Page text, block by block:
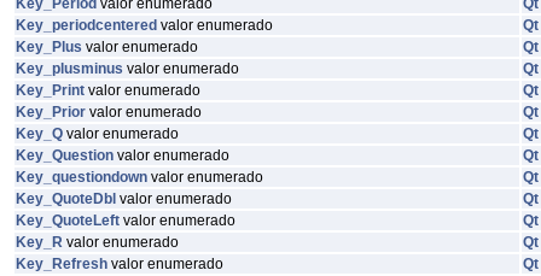
Key_Period valor enumerado
Qt
Key_periodcentered valor enumerado
Qt
Key_Plus valor enumerado
Qt
Key_plusminus valor enumerado
Qt
Key_Print valor enumerado
Qt
Key_Prior valor enumerado
Qt
Key_Q valor enumerado
Qt
Key_Question valor enumerado
Qt
Key_questiondown valor enumerado
Qt
Key_QuoteDbl valor enumerado
Qt
Key_QuoteLeft valor enumerado
Qt
Key_R valor enumerado
Qt
Key_Refresh valor enumerado
Qt